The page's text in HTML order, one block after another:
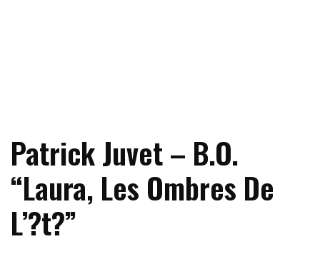
Patrick Juvet – B.O.
“Laura, Les Ombres De
L’?t?”